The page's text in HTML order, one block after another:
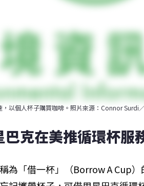
以個人杯子購買咖啡。照片來源：Connor Surdi
巴克在美推循環杯服
為「借一杯」（Borrow A Cup